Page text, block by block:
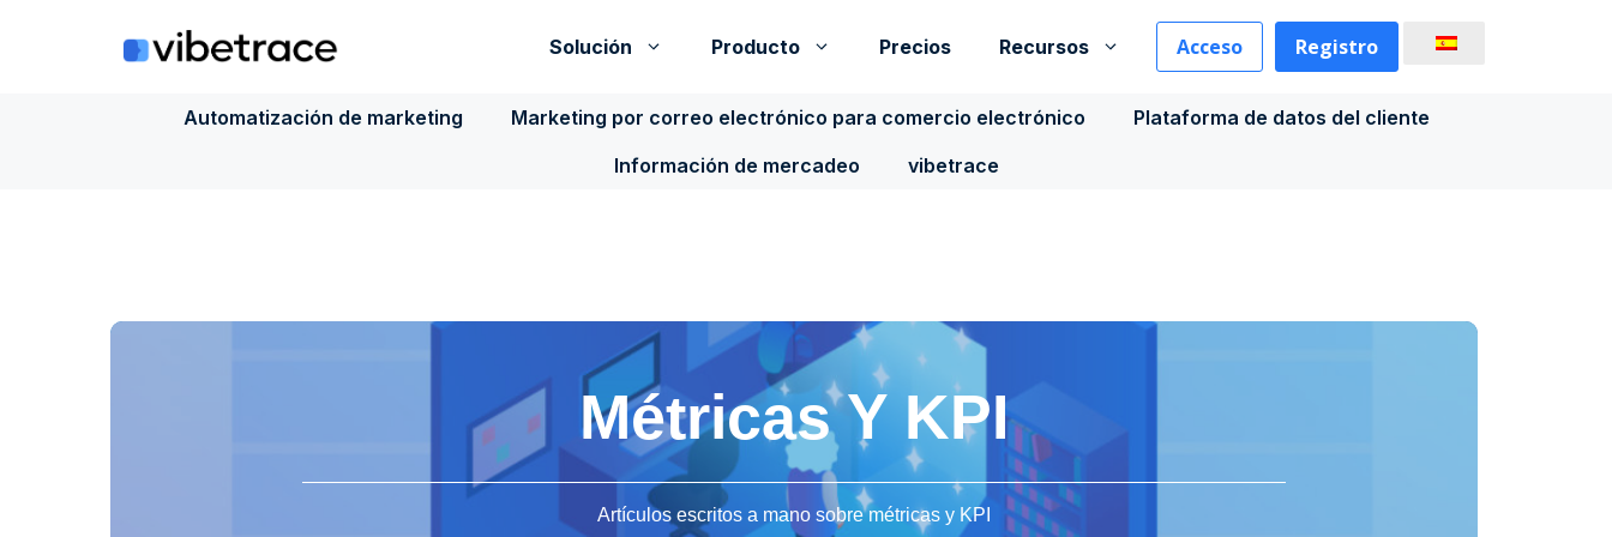
Solución Producto Precios Recursos Acceso Registro
Automatización de marketing Marketing por correo electrónico para comercio electrónico
Plataforma de datos del cliente
Información de mercadeo
vibetrace
Métricas Y KPI
Artículos escritos a mano sobre métricas y KPI